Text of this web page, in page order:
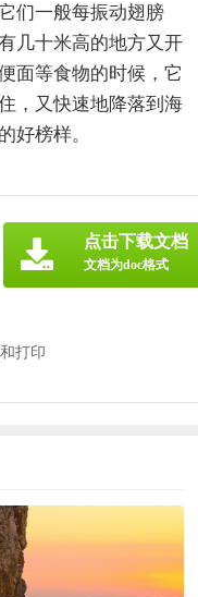
们一般每振动翅膀
几十米高的地方又开
面等食物的时候，它
，又快速地降落到海
好榜样。
打印
点击下载文档
文档为doc格式